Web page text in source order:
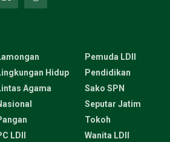
Hidup
Agama
LDII
Pemuda LDII
Pendidikan
Sako SPN
Seputar Jatim
Tokoh
Wanita LDII